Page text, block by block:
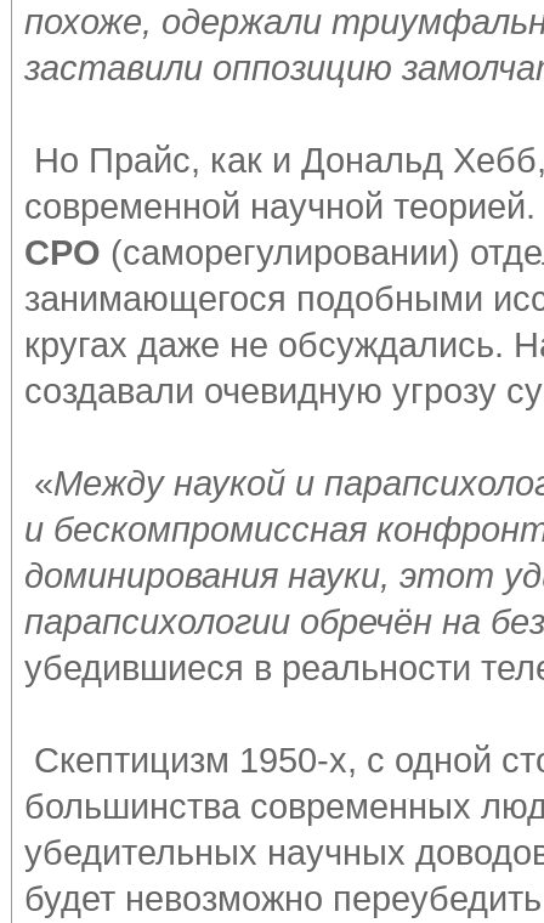
похоже, одержали
заставили оппозицию
Но Прайс, как и Дональд
современной научной
СРО (саморегулировании)
занимающегося подобными
кругах даже не обсуждались.
создавали очевидную угрозу
«Между наукой и
и бескомпромиссная
доминирования науки, этот
парапсихологии обречён на
убедившиеся в реальности
Скептицизм 1950-х, с одной
большинства современных
убедительных научных
будет невозможно